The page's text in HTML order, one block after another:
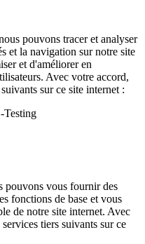
pouvons tracer et analyser
et la navigation sur notre site
et d'améliorer en
Avec votre accord,
sur ce site internet :
Testing
pouvons vous fournir des
fonctions de base et vous
de notre site internet. Avec
tiers suivants sur ce